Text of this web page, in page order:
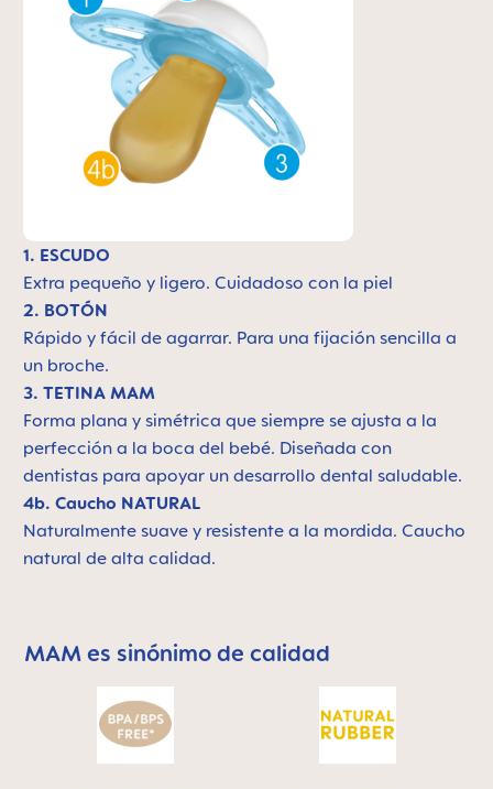
1. ESCUDO
Extra pequeño y ligero. Cuidadoso con la piel
2. BOTÓN
Rápido y fácil de agarrar. Para una fijación sencilla a
un broche.
3. TETINA MAM
Forma plana y simétrica que siempre se ajusta a la
perfección a la boca del bebé. Diseñada con
dentistas para apoyar un desarrollo dental saludable.
4b. Caucho NATURAL
Naturalmente suave y resistente a la mordida. Caucho
natural de alta calidad.
Skip MAM Means Quality Icon Bar
MAM es sinónimo de calidad